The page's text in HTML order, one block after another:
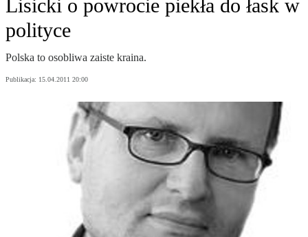
Lisicki o powrocie piekła do łask w
polityce
Polska to osobliwa zaiste kraina.
Publikacja: 15.04.2011 20:00